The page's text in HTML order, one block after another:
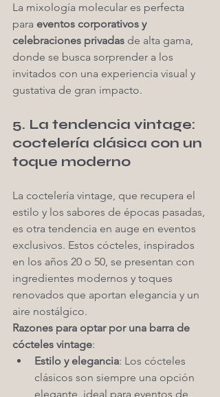
La mixología molecular es perfecta
para eventos corporativos y
celebraciones privadas de alta gama,
donde se busca sorprender a los
invitados con una experiencia visual y
gustativa de gran impacto.
5. La tendencia vintage:
coctelería clásica con un
toque moderno
La coctelería vintage, que recupera el
estilo y los sabores de épocas pasadas,
es otra tendencia en auge en eventos
exclusivos. Estos cócteles, inspirados
en los años 20 o 50, se presentan con
ingredientes modernos y toques
renovados que aportan elegancia y un
aire nostálgico.
Razones para optar por una barra de
cócteles vintage:
Estilo y elegancia: Los cócteles
clásicos son siempre una opción
elegante, ideal para eventos de